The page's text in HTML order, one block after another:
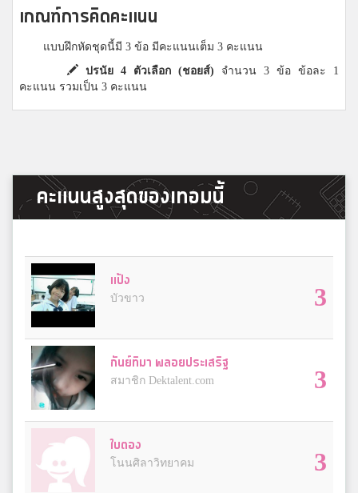
เกณฑ์การคิดคะแนน
แบบฝึกหัดชุดนี้มี 3 ข้อ มีคะแนนเต็ม 3 คะแนน
ปรนัย 4 ตัวเลือก (ชอยส์) จำนวน 3 ข้อ ข้อละ 1
คะแนน รวมเป็น 3 คะแนน
คะแนนสูงสุดของเทอมนี้
แป้ง
บัวขาว 3
กันย์ทิมา พลอยประเสริฐ
สมาชิก Dektalent.com 3
ใบตอง
โนนศิลาวิทยาคม 3